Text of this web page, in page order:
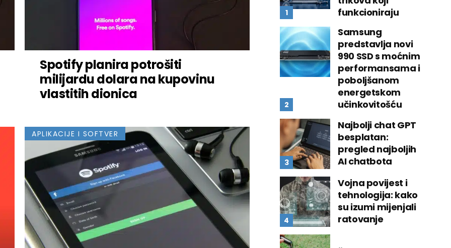
Spotify planira potrošiti
milijardu dolara na kupovinu
vlastitih dionica
APLIKACIJE I SOFTVER
funkcioniraju
Samsung
predstavlja novi
990 SSD s moćnim
performansama i
poboljšanom
energetskom
učinkovitošću
Najbolji chat GPT
besplatan:
pregled najboljih
AI chatbota
Vojna povijest i
tehnologija: kako
su izumi mijenjali
ratovanje